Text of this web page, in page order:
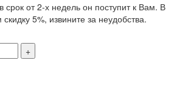
срок от 2-х недель он поступит к Вам. В
5%, извините за неудобства.
+